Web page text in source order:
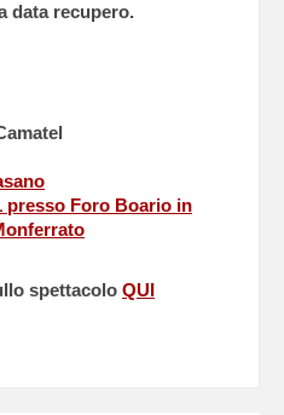
data recupero.
presso Foro Boario in
spettacolo QUI